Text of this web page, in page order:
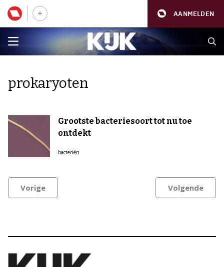
AANMELDEN
prokaryoten
Grootste bacteriesoort tot nu toe
ontdekt
bacteriën
Vorige Volgende